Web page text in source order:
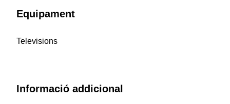
Equipament
Televisions
Informació addicional